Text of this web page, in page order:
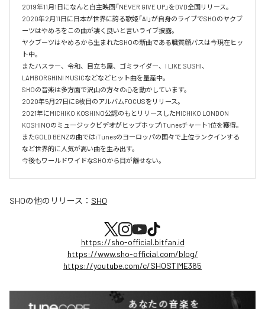
2019年11月1日になんと自主映画「NEVER GIVE UP」をDVD全国リリース。
2020年2月11日に日本が世界に誇る歌姫「AI」が自身のライブでSHOのヤクブ
ーツはやめろをこの曲が凄く良いと言いライブ披露。
ヤクブーツはやめろから生まれたSHOの新曲である職質顔パスは今現在ヒッ
ト中。
またハスラー、令和、目立ち屋、ゴミライダー、I LIKE SUSHI、
LAMBORGHINI MUSICなどなどヒット曲を量産中。
SHOの音楽は多方面で沢山の方々の心を動かしています。
2020年5月27日に6枚目のアルバムFOCUSをリリース。
2021年にMICHIKO KOSHINO公認のもとリリースしたMICHIKO LONDON
KOSHINOのミュージックビデオがヒップホップiTunesチャート1位を獲得。
またGOLD BENZの曲ではiTunesのヨーロッパの国々で上位ランクインする
など世界的に人気が高い曲を生み出す。
今後もワールドワイドなSHOから目が離せない。
SHOの他のリリース： SHO
https://sho-official.bitfan.id
https://www.sho-official.com/blog/
https://youtube.com/c/SHOSTIME365